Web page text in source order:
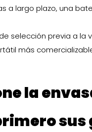
a largo plazo, una
selección previa a
más
la
sus